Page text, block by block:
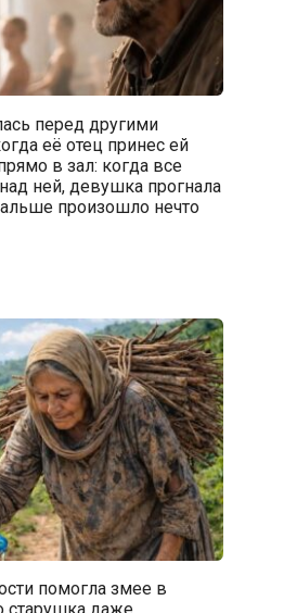
перед другими
её отец принес ей
в зал: когда все
ней, девушка прогнала
произошло нечто
помогла змее в